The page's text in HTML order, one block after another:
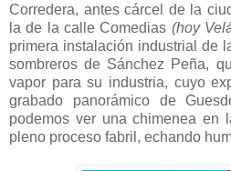
Corredera, antes cárcel de la
la de la calle Comedias (hoy
primera instalación industrial de
sombreros de Sánchez Peña,
vapor para su industria, cuyo
grabado panorámico de
podemos ver una chimenea en
pleno proceso fabril, echando